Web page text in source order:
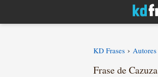
KD Frases › Autores
Frase de Cazuza